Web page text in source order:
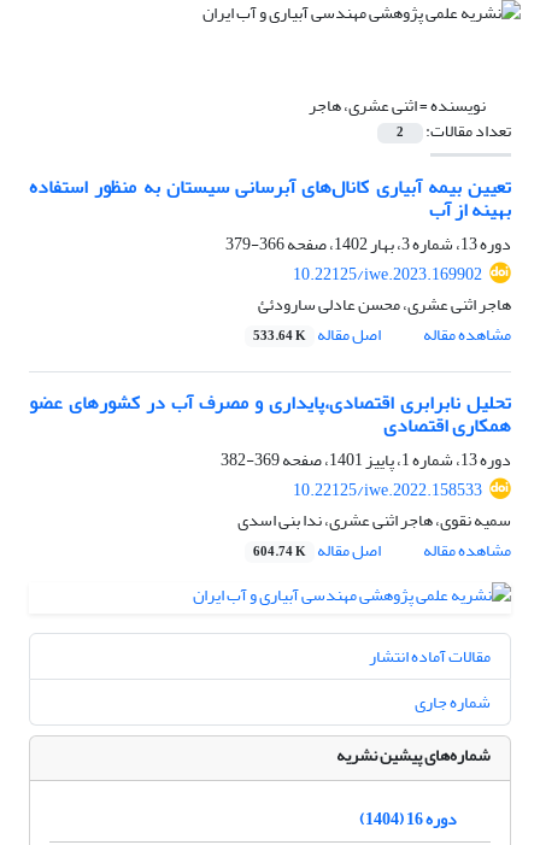
نویسنده =اثنی عشری، هاجر
تعداد مقالات: 2
تعیین بیمه آبیاری کانال‌های آبرسانی سیستان به منظور استفاده
بهینه از آب
دوره 13، شماره 3، بهار 1402، صفحه
366-379
10.22125/iwe.2023.169902
هاجر اثنی عشری، محسن عادلی سارودئئ
مشاهده مقاله
اصل مقاله 533.64 K
تحلیل نابرابری اقتصادی،پایداری و مصرف آب در کشورهای عضو
همکاری اقتصادی
دوره 13، شماره 1، پاییز 1401، صفحه
369-382
10.22125/iwe.2022.158533
سمیه نقوی، هاجر اثنی عشری، ندا بنی اسدی
مشاهده مقاله
اصل مقاله 604.74 K
مقالات آماده انتشار
شماره جاری
شماره‌های پیشین نشریه
دوره 16 (1404)